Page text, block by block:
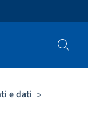
e dati >